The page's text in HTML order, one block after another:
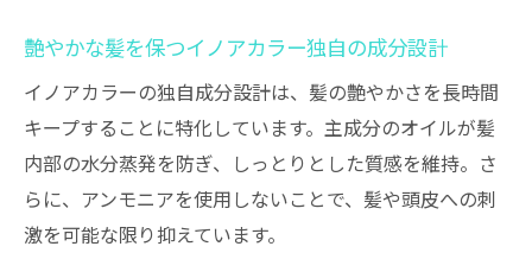
現
白髪にも明るさを与えるイノアカラーの実
力
イノアカラーによる白髪染めの色持ちと仕
上がり
刺激臭を抑えた快適なカラー体験の理由
艶やかな髪を保つイノアカラー独自の成分設計
イノアカラーの独自成分設計は、髪の艶やかさを長時間
キープすることに特化しています。主成分のオイルが髪
内部の水分蒸発を防ぎ、しっとりとした質感を維持。さ
らに、アンモニアを使用しないことで、髪や頭皮への刺
激を可能な限り抑えています。